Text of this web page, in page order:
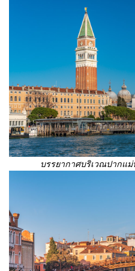
บรรยากาศบริเวณปากแ